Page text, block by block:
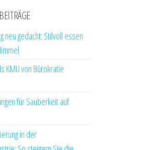
neu gedacht: Stilvoll essen
KMU von Bürokratie
für Sauberkeit auf
in der